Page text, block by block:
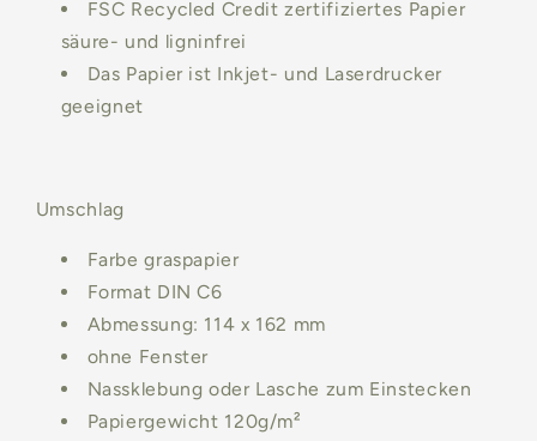
FSC Recycled Credit zertifiziertes Papier
säure- und ligninfrei
Das Papier ist Inkjet- und Laserdrucker
geeignet
Umschlag
Farbegraspapier
Format DIN C6
Abmessung: 114 x 162 mm
ohne Fenster
Nassklebung oder Lasche zum Einstecken
Papiergewicht 120g/m²